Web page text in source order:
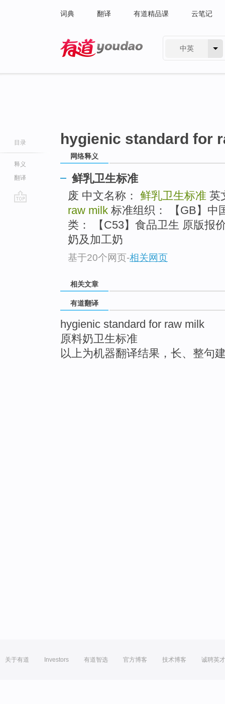
词典 翻译 有道精品课 云笔记
中英
目录
释义
翻译
hygienic standard for
网络释义
鲜乳卫生标准
废 中文名称： 鲜乳卫生标准 英
raw milk 标准组织： 【GB】中
类： 【C53】食品卫生 原版报
奶及加工奶
基于20个网页-相关网页
相关文章
有道翻译
hygienic standard for raw milk
原料奶卫生标准
以上为机器翻译结果，长、整句
关于有道 Investors 有道智选 官方博客 技术博客 诚聘英才